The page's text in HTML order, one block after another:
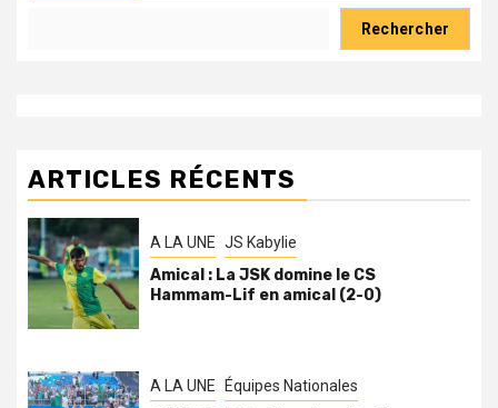
Rechercher
ARTICLES RÉCENTS
A LA UNE JS Kabylie
Amical : La JSK domine le CS
Hammam-Lif en amical (2-0)
A LA UNE Équipes Nationales